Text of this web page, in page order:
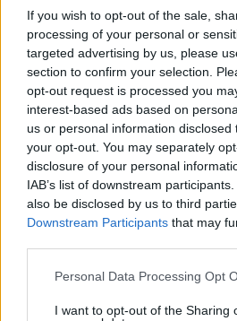
If you wish to opt-out of the sale,
processing of your personal or
targeted advertising by us, please
section to confirm your selection.
opt-out request is processed you
interest-based ads based on
us or personal information
your opt-out. You may separately
disclosure of your personal
IAB’s list of downstream
also be disclosed by us to third
Downstream Participants that may
Please note that this website/app
not limited to your visit or usage
Personal Data Processing Opt
I want to opt-out of the Sharing
😵‍💫
12.06.2026, 22:58
Κάποιος δεν πρόλαβε να
ΑΠΑΝΤΗΣΗ
ΧΑΡΙΛΑΟΣ
12.06.2026, 22:39
ντροπη....
ΑΠΑΝΤΗΣΗ
Γιατί;
12.06.2026, 23:07
Ντροπή;